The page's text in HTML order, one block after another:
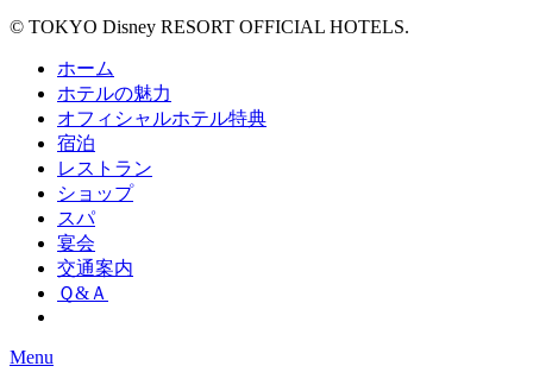
© TOKYO Disney RESORT OFFICIAL HOTELS.
ホーム
ホテルの魅力
オフィシャルホテル特典
宿泊
レストラン
ショップ
スパ
宴会
交通案内
Ｑ&Ａ
Menu